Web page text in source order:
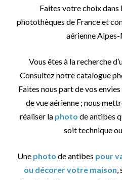
Faites votre choix dans
photothèques de France et
aérienne
Vous êtes à la recherche
Consultez notre catalogue
Faites nous part de vos
de vue aérienne ; nous
réaliser la photo de antibes
soit technique
Une photo de antibes pour
ou décorer votre maison,